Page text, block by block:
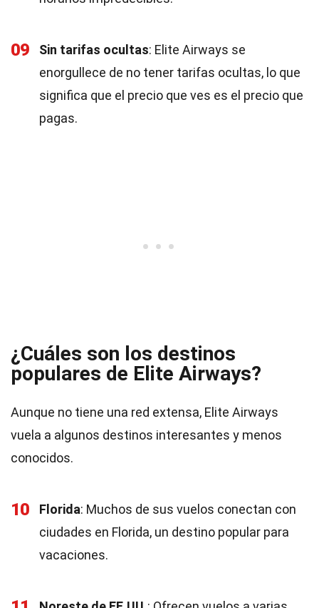
09 Sin tarifas ocultas: Elite Airways se
enorgullece de no tener tarifas ocultas, lo que
significa que el precio que ves es el precio que
pagas.
¿Cuáles son los destinos
populares de Elite Airways?
Aunque no tiene una red extensa, Elite Airways
vuela a algunos destinos interesantes y menos
conocidos.
10 Florida: Muchos de sus vuelos conectan con
ciudades en Florida, un destino popular para
vacaciones.